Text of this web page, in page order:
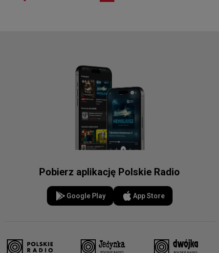
Pobierz aplikację Polskie Radio
Google Play App Store